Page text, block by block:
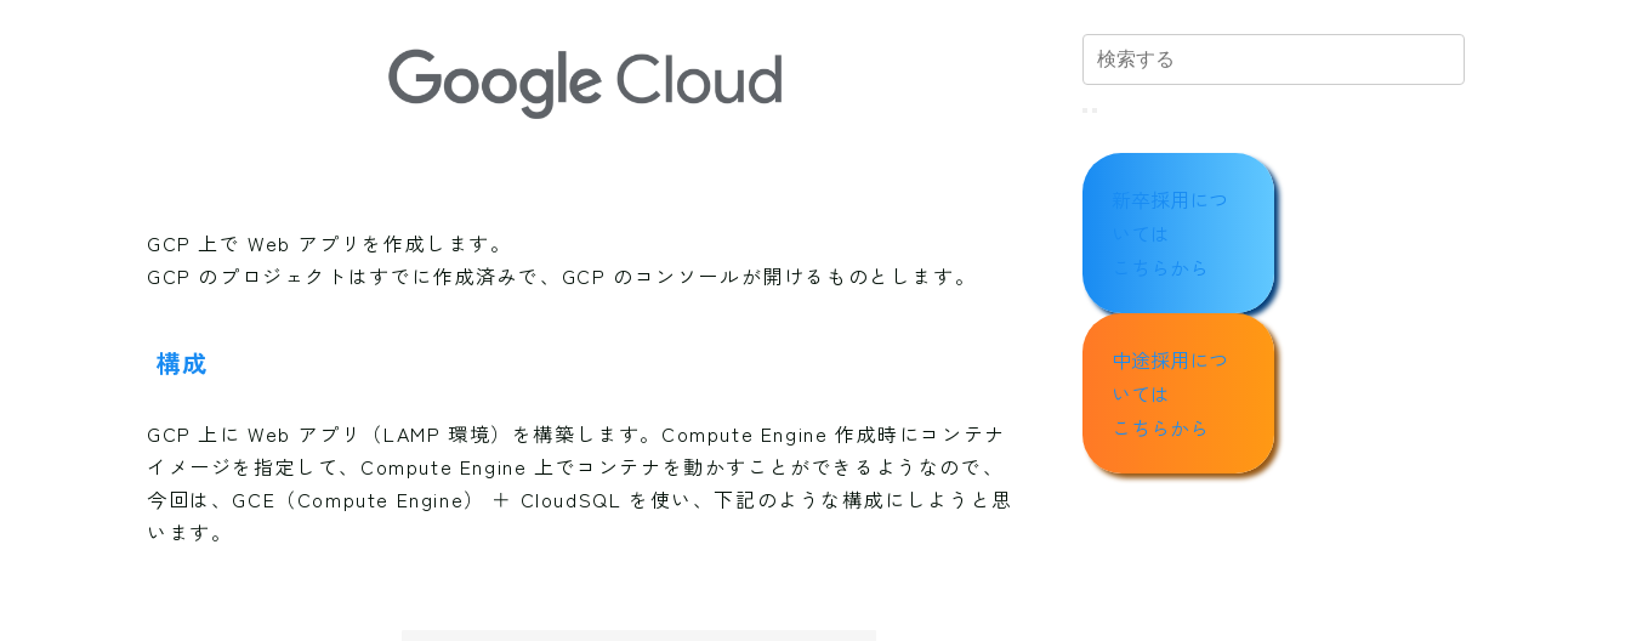
GCP 上で Web アプリを作成します。
GCP のプロジェクトはすでに作成済みで、GCP のコンソールが開けるものとします。
構成
GCP 上に Web アプリ（LAMP 環境）を構築します。Compute Engine 作成時にコンテナ
イメージを指定して、Compute Engine 上でコンテナを動かすことができるようなので、
今回は、GCE（Compute Engine） ＋ CloudSQL を使い、下記のような構成にしようと思
います。
新卒採用につ
いては
こちらから
中途採用につ
いては
こちらから